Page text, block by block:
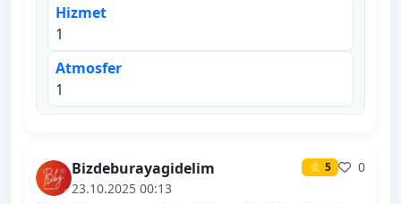
Hizmet
1
Atmosfer
1
Bizdeburayagidelim ⭐ 5
0
23.10.2025 00:13